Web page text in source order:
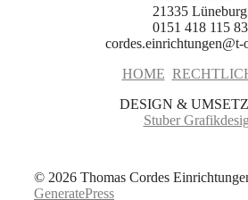
21335 Lüneburg
0151 418 115 83
cordes.einrichtungen@t-
HOME
DESIGN &
Stuber
© 2026 Thomas Cordes
GeneratePress